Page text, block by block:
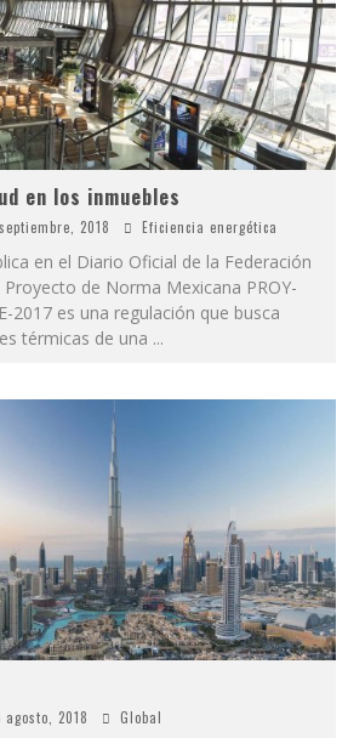
en los inmuebles
2018 Eficiencia energética
en el Diario Oficial de la Federación
de Norma Mexicana PROY-
2017 es una regulación que busca
térmicas de una ...
agosto, 2018 Global